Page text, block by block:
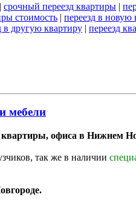
| срочный переезд квартиры |
стоимость | переезд в новую
в другую квартиру | переезд
мебели
офиса в Нижнем
так же в наличии